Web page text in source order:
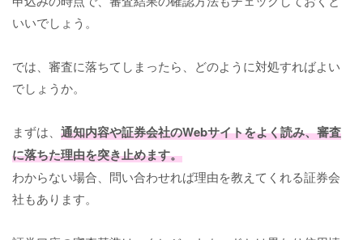
いいでしょう。
では、審査に落ちてしまったら、どのように対処すればよい
でしょうか。
まずは、 通知内容や証券会社のWebサイトをよく読み、審査
に落ちた理由を突き止めます。
わからない場合、問い合わせれば理由を教えてくれる証券会
社もあります。